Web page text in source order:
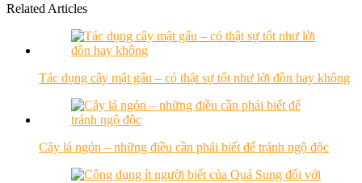
Related Articles
Tác dụng cây mật gấu – có thật sự tốt như lời đồn hay không
Cây lá ngón – những điều cần phải biết để tránh ngộ độc